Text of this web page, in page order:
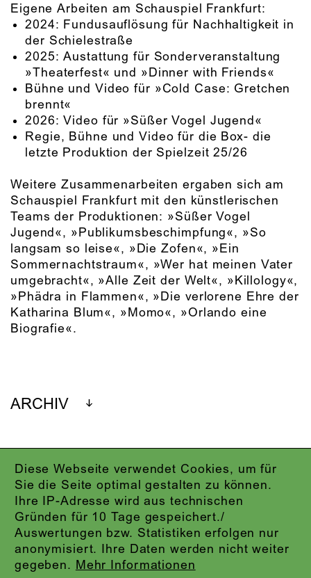
Diese Webseite verwendet Cookies, um für
Sie die Seite optimal gestalten zu können.
Ihre IP-Adresse wird aus technischen
Gründen für 10 Tage gespeichert./
Auswertungen bzw. Statistiken erfolgen nur
anonymisiert. Ihre Daten werden nicht weiter
gegeben. Mehr Informationen
Eigene Arbeiten am Schauspiel Frankfurt:
2024: Fundusauflösung für Nachhaltigkeit in
der Schielestraße
2025: Austattung für Sonderveranstaltung
»Theaterfest« und »Dinner with Friends«
Bühne und Video für »Cold Case: Gretchen
brennt«
2026: Video für »Süßer Vogel Jugend«
Regie, Bühne und Video für die Box- die
letzte Produktion der Spielzeit 25/26
Weitere Zusammenarbeiten ergaben sich am
Schauspiel Frankfurt mit den künstlerischen
Teams der Produktionen: »Süßer Vogel
Jugend«, »Publikumsbeschimpfung«, »So
langsam so leise«, »Die Zofen«, »Ein
Sommernachtstraum«, »Wer hat meinen Vater
umgebracht«, »Alle Zeit der Welt«, »Killology«,
»Phädra in Flammen«, »Die verlorene Ehre der
Katharina Blum«, »Momo«, »Orlando eine
Biografie«.
ARCHIV
IMPRESSUM
DATENSCHUTZ
AGB
KONTAKT
ABO-LOGIN
PRESSE